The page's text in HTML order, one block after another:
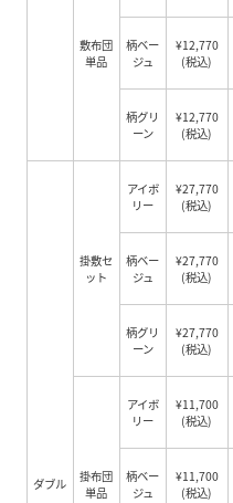
敷布団
単品
柄ベー
ジュ
¥12,770
(税込)
柄グリ
ーン
¥12,770
(税込)
ダブル
掛敷セ
ット
アイボ
リー
¥27,770
(税込)
柄ベー
ジュ
¥27,770
(税込)
柄グリ
ーン
¥27,770
(税込)
掛布団
単品
アイボ
リー
¥11,700
(税込)
柄ベー
ジュ
¥11,700
(税込)